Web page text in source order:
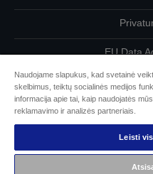
EU Data
Susisiekite su
Cookie
„Epson“
Naudojame slapukus, kad svetainė
skelbimus, teiktų socialinės medijos
informacija apie tai, kaip naudojatės
reklamavimo ir analizės partneriais.
Leisti